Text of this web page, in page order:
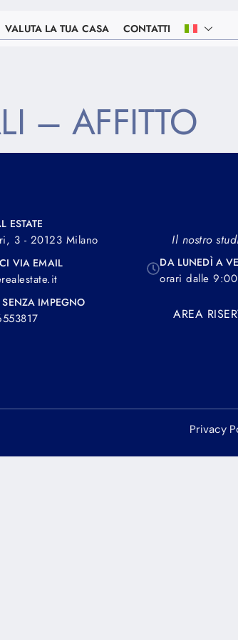
VALUTA LA TUA CASA CONTATTI
– AFFITTO
ESTATE
3 - 20123 Milano
VIA EMAIL
IMPEGNO
Il nostro
DA LUNEDÌ A
orari dalle
AREA
Privacy